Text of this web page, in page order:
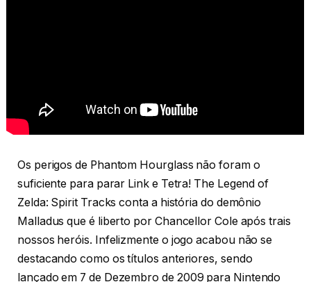
Os perigos de Phantom Hourglass não foram o
suficiente para parar Link e Tetra! The Legend of
Zelda: Spirit Tracks conta a história do demônio
Malladus que é liberto por Chancellor Cole após trais
nossos heróis. Infelizmente o jogo acabou não se
destacando como os títulos anteriores, sendo
lançado em 7 de Dezembro de 2009 para Nintendo